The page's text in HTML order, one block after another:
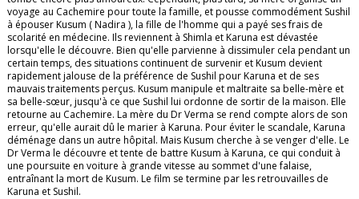
voyage au Cachemire pour toute la famille, et pousse commodément Sushil
à épouser Kusum ( Nadira ), la fille de l'homme qui a payé ses frais de
scolarité en médecine. Ils reviennent à Shimla et Karuna est dévastée
lorsqu'elle le découvre. Bien qu'elle parvienne à dissimuler cela pendant un
certain temps, des situations continuent de survenir et Kusum devient
rapidement jalouse de la préférence de Sushil pour Karuna et de ses
mauvais traitements perçus. Kusum manipule et maltraite sa belle-mère et
sa belle-sœur, jusqu'à ce que Sushil lui ordonne de sortir de la maison. Elle
retourne au Cachemire. La mère du Dr Verma se rend compte alors de son
erreur, qu'elle aurait dû le marier à Karuna. Pour éviter le scandale, Karuna
déménage dans un autre hôpital. Mais Kusum cherche à se venger d'elle. Le
Dr Verma le découvre et tente de battre Kusum à Karuna, ce qui conduit à
une poursuite en voiture à grande vitesse au sommet d'une falaise,
entraînant la mort de Kusum. Le film se termine par les retrouvailles de
Karuna et Sushil.